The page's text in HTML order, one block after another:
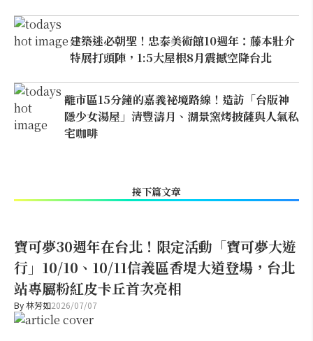
建築迷必朝聖！忠泰美術館10週年：藤本壯介
特展打頭陣，1:5大屋根8月震撼空降台北
離市區15分鐘的嘉義祕境路線！造訪「台版神
隱少女湯屋」清豐濤月、湖景窯烤披薩與人氣私
宅咖啡
接下篇文章
寶可夢30週年在台北！限定活動「寶可夢大遊
行」10/10、10/11信義區香堤大道登場，台北
站專屬粉紅皮卡丘首次亮相
By林芳如2026/07/07